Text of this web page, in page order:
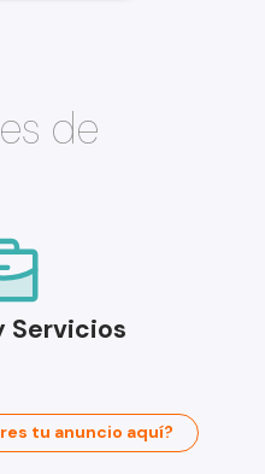
de
Servicios
tu anuncio aquí?